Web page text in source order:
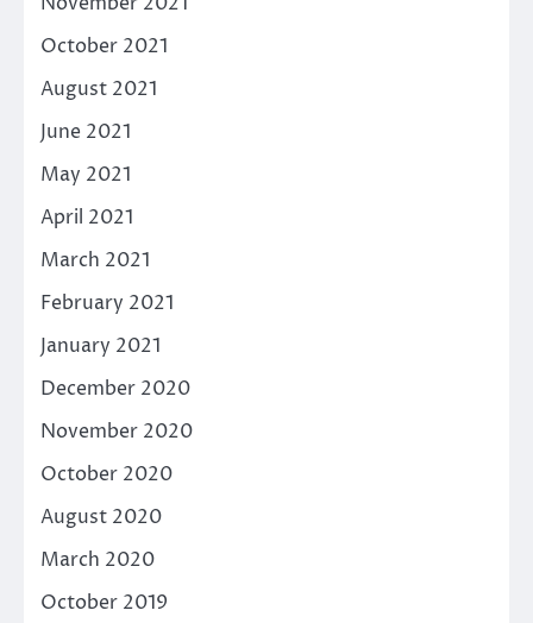
October 2021
August 2021
June 2021
May 2021
April 2021
March 2021
February 2021
January 2021
December 2020
November 2020
October 2020
August 2020
March 2020
October 2019